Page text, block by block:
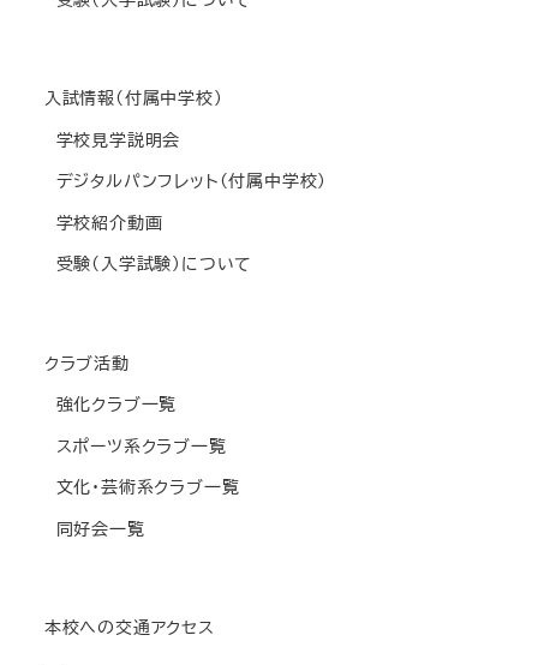
入試情報(付属中学校)
学校見学説明会
デジタルパンフレット(付属中学校)
学校紹介動画
受験(入学試験)について
クラブ活動
強化クラブ一覧
スポーツ系クラブ一覧
文化・芸術系クラブ一覧
同好会一覧
本校への交通アクセス